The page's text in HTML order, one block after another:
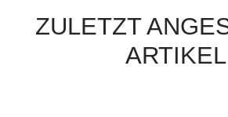
ZULETZT
ARTIKEL